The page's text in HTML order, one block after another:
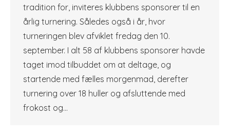
tradition for, inviteres klubbens sponsorer til en
årlig turnering. Således også i år, hvor
turneringen blev afviklet fredag den 10.
september. I alt 58 af klubbens sponsorer havde
taget imod tilbuddet om at deltage, og
startende med fælles morgenmad, derefter
turnering over 18 huller og afsluttende med
frokost og…